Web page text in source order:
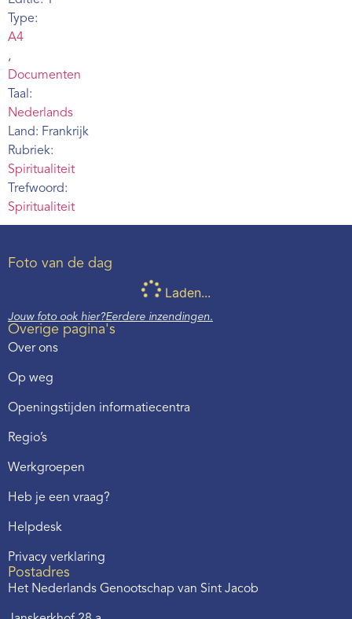
Type:
A4
,
Documenten
Taal:
Nederlands
Land: Frankrijk
Rubriek:
Spiritualiteit
Trefwoord:
Spiritualiteit
Foto van de dag
Laden...
Jouw foto ook hier?Eerdere inzendingen.
Overige pagina's
Over ons
Op weg
Openingstijden informatiecentra
Regio’s
Werkgroepen
Heb je een vraag?
Helpdesk
Privacy verklaring
Postadres
Het Nederlands Genootschap van Sint Jacob